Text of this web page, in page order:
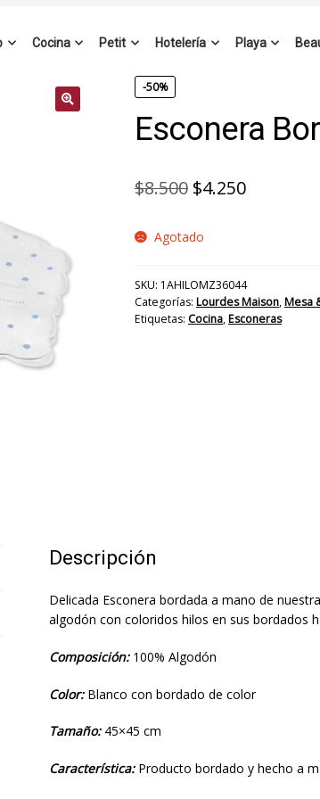
Cocina Petit Hotelería Playa
-50%
Esconera
$8.500 El
original
$8.500.
$4.250El
$4.250.
Agotado
SKU: 1AHILOMZ36044
Categorías: Lourdes Maison,Mesa
Etiquetas: Cocina,Esconeras
Descripción
Delicada Esconera bordada a mano de
algodón con coloridos hilos en sus bordados
Composición:100% Algodón
Color:Blanco con bordado de color
Tamaño:45×45 cm
Característica:Producto bordado y hecho a